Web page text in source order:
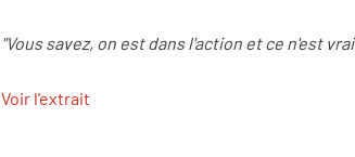
"Vous savez, on est dans l'action et ce n'est
Voir l'extrait